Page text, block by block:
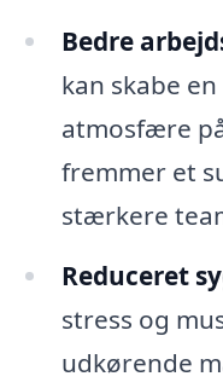
Bedre
kan skabe
atmosfære
fremmer et
stærkere
Reduceret
stress og
udkørende